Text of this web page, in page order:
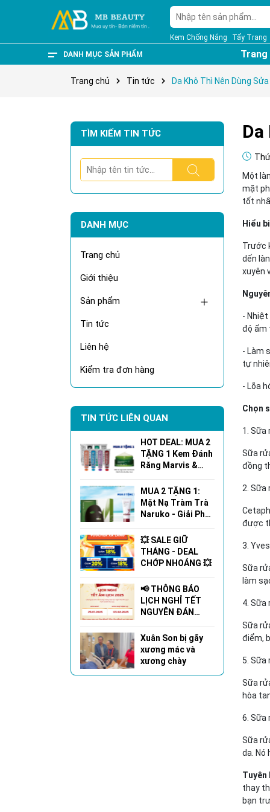
Kem Chống Nắng Tẩy Trang
DANH MỤC SẢN PHẨM Trang
Trang chủ Tin tức Da Khô Thì Nên Dùng
Một
mặt
tốt
Hiểu
Trước
dến
xuyên
- Nhiệt
độ ẩm
- Làm
tự
- Lõa
Chọn
1. Sữa
Sữa
đồng
2. Sữa
được
3.
Sữa
làm
4. Sữa
Sữa
điểm,
5. Sữa
Sữa
hòa
6. Sữa
Sữa
da. Nó
Tuyên
thay
bạn
TÌM KIẾM TIN TỨC
DANH MỤC
Trang chủ
Giới thiệu
Sản phẩm
Tin tức
Liên hệ
Kiểm tra đơn hàng
TIN TỨC LIÊN QUAN
HOT DEAL: MUA 2
TẶNG 1 Kem Đánh
Răng Marvis &
Naruko!
MUA 2 TẶNG 1:
Mặt Nạ Tràm Trà
Naruko - Giải Pháp
Mụn Hoàn Hảo!
💥 SALE GIỮ
THÁNG - DEAL
CHỚP NHOÁNG 💥
📢 THÔNG BÁO
LỊCH NGHỈ TẾT
NGUYÊN ĐÁN
Xuân Son bị gãy
xương mác và
xương chày